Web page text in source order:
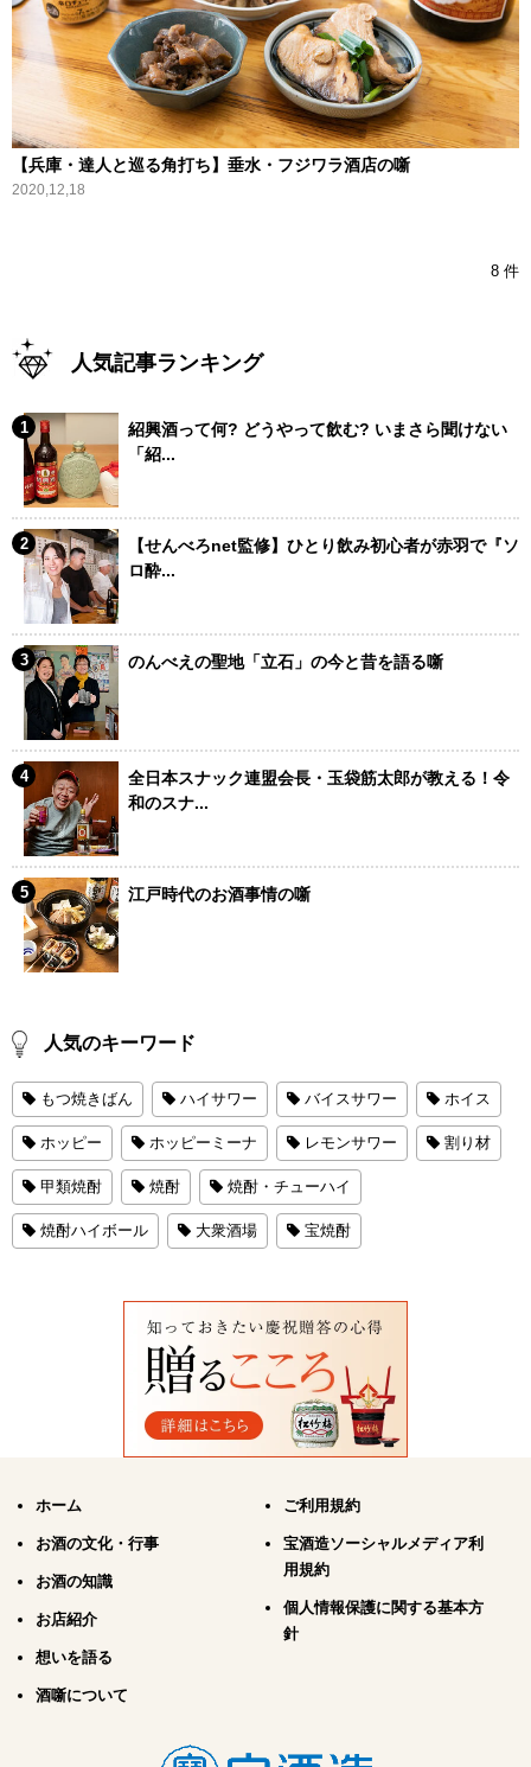
【兵庫・達人と巡る角打ち】垂水・フジワラ酒店の噺
2020,12,18
8 件
人気記事ランキング
紹興酒って何? どうやって飲む? いまさら聞けない
「紹...
【せんべろnet監修】ひとり飲み初心者が赤羽で『ソ
ロ酔...
のんべえの聖地「立石」の今と昔を語る噺
全日本スナック連盟会長・玉袋筋太郎が教える！令
和のスナ...
江戸時代のお酒事情の噺
人気のキーワード
もつ焼きばん ハイサワー バイスサワー ホイス
ホッピー ホッピーミーナ レモンサワー 割り材
甲類焼酎 焼酎 焼酎・チューハイ
焼酎ハイボール 大衆酒場 宝焼酎
ホーム
お酒の文化・行事
お酒の知識
お店紹介
想いを語る
酒噺について
ご利用規約
宝酒造ソーシャルメディア利
用規約
個人情報保護に関する基本方
針